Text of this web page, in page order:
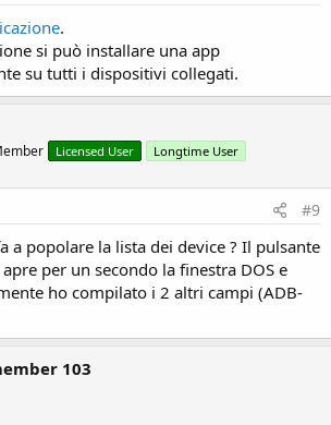
.
si può installare una app
su tutti i dispositivi collegati.
Licensed User Longtime User
#9
a popolare la lista dei device ? Il pulsante
per un secondo la finestra DOS e
ho compilato i 2 altri campi (ADB-
103